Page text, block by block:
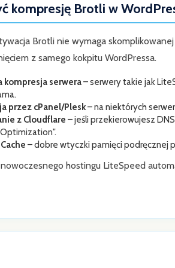
kompresję Brotli w
Brotli nie wymaga
z samego kokpitu WordPressa.
kompresja serwera– serwery takie jak
przez cPanel/Plesk– na niektórych
z Cloudflare – jeśli przekierowujesz
– dobre wtyczki pamięci podręcznej
hostingu LiteSpeed